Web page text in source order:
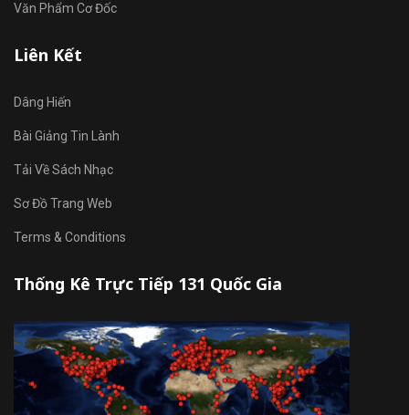
Văn Phẩm Cơ Đốc
Liên Kết
Dâng Hiến
Bài Giảng Tin Lành
Tải Về Sách Nhạc
Sơ Đồ Trang Web
Terms & Conditions
Thống Kê Trực Tiếp 131 Quốc Gia